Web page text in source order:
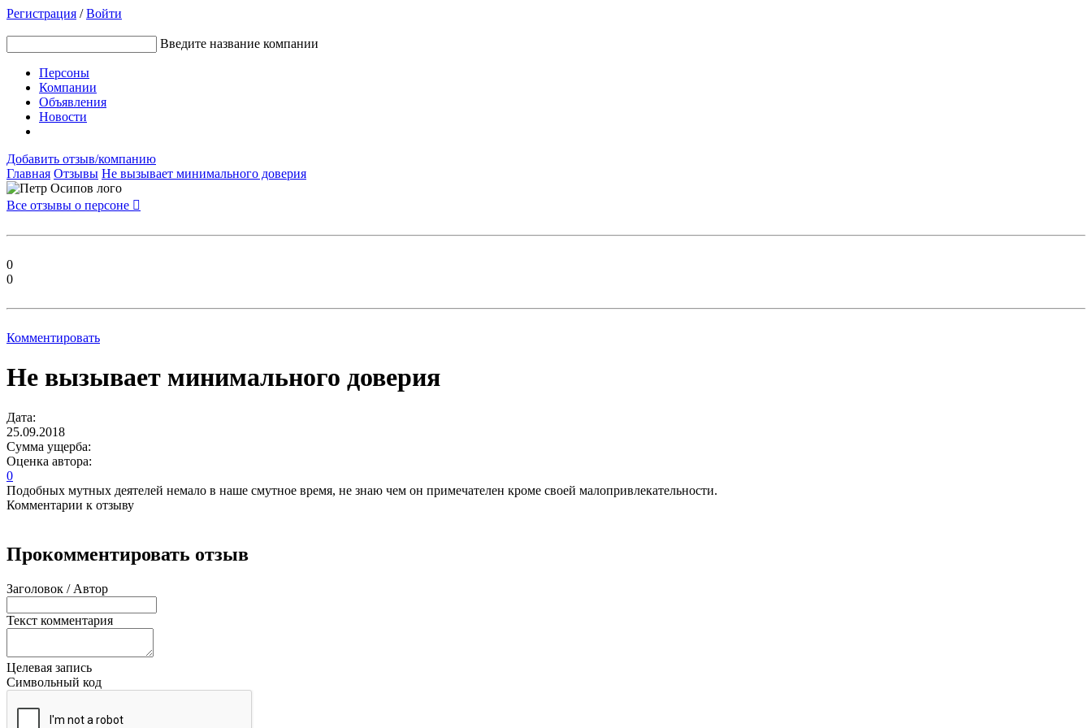
Регистрация /Войти
Введите название компании
Персоны
Компании
Объявления
Новости
Добавить отзыв/компанию
Главная Отзывы Не вызывает минимального доверия
Все отзывы о персоне 
0
0
Комментировать
Не вызывает минимального доверия
Дата:
25.09.2018
Сумма ущерба:
Оценка автора:
0
Подобных мутных деятелей немало в наше смутное время, не знаю чем он примечателен кроме своей малопривлекательности.
Комментарии к отзыву
Прокомментировать отзыв
Заголовок / Автор
Текст комментария
Целевая запись
Символьный код